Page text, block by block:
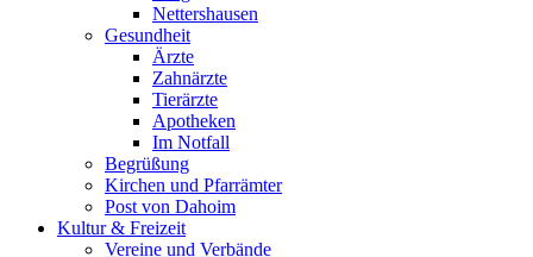
Nettershausen
Gesundheit
Ärzte
Zahnärzte
Tierärzte
Apotheken
Im Notfall
Begrüßung
Kirchen und Pfarrämter
Post von Dahoim
Kultur & Freizeit
Vereine und Verbände